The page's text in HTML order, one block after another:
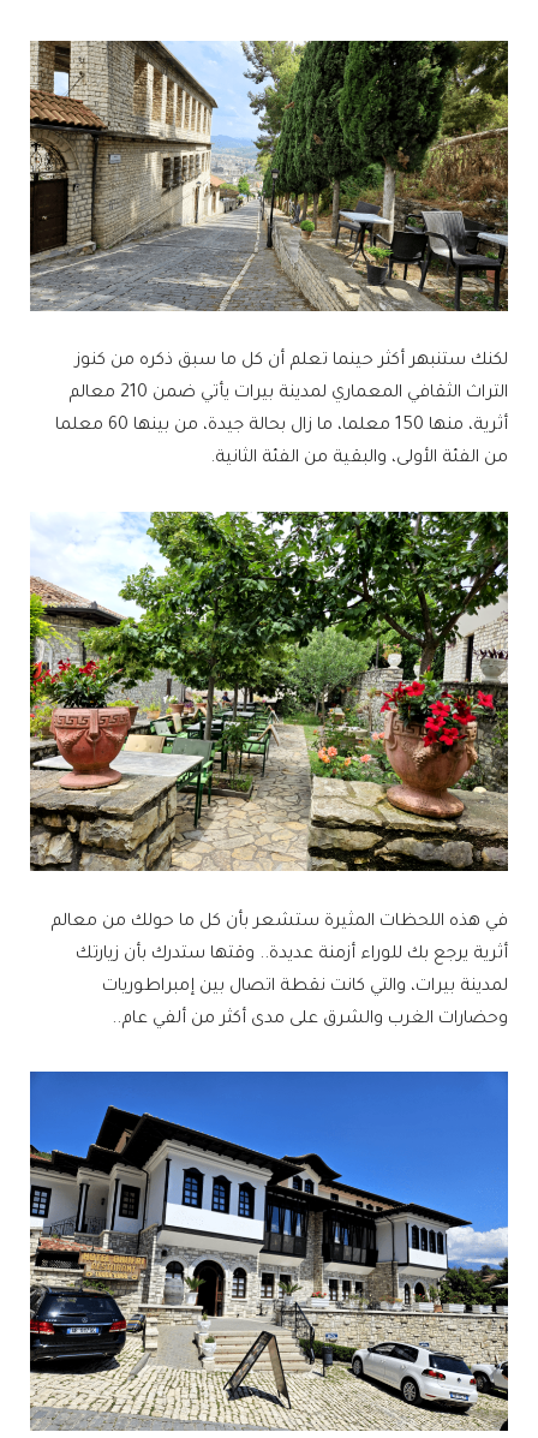
لكنك ستنبهر أكثر حينما تعلم أن كل ما سبق ذكره من كنوز
التراث الثقافي المعماري لمدينة بيرات يأتي ضمن 210 معالم
أثرية، منها 150 معلما، ما زال بحالة جيدة، من بينها 60 معلما
من الفئة الأولى، والبقية من الفئة الثانية.
في هذه اللحظات المثيرة ستشعر بأن كل ما حولك من معالم
أثرية يرجع بك للوراء أزمنة عديدة.. وقتها ستدرك بأن زيارتك
لمدينة بيرات، والتي كانت نقطة اتصال بين إمبراطوريات
وحضارات الغرب والشرق على مدى أكثر من ألفي عام..